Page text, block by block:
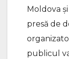
Moldova
presă de
publicul